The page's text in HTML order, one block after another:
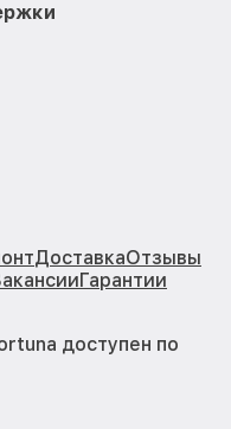
ДоставкаОтзывы
Гарантии
доступен по